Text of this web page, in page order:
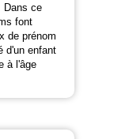
Dans ce
font
de prénom
d'un enfant
à l'âge